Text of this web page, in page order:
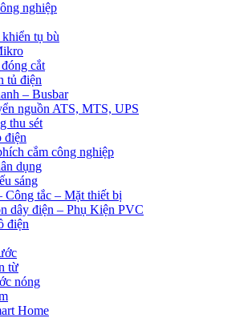
nghiệp
tụ bù
cắt
tủ điện
– Busbar
nguồn ATS, MTS, UPS
thu sét
điện
cắm công nghiệp
dụng
sáng
Công tắc – Mặt thiết bị
dây điện – Phụ Kiện PVC
điện
từ
nóng
Home